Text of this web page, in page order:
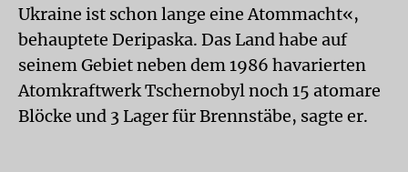
Ukraine ist schon lange eine Atommacht«,
behauptete Deripaska. Das Land habe auf
seinem Gebiet neben dem 1986 havarierten
Atomkraftwerk Tschernobyl noch 15 atomare
Blöcke und 3 Lager für Brennstäbe, sagte er.